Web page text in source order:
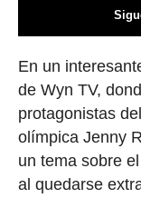
En un
de Wyn TV,
protagonistas
olímpica Jenny
un tema sobre
al quedarse